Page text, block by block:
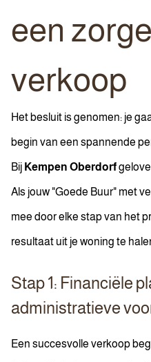
een
verkoop
Het besluit is genomen: je
begin van een spannende
Bij Kempen Oberdorf
Als jouw "Goede Buur" met
mee door elke stap van het
resultaat uit je woning te
Stap 1: Financiële
administratieve
Een succesvolle verkoop